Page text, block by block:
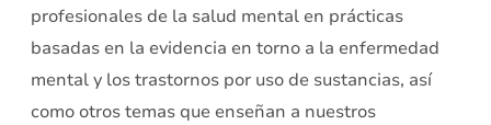
profesionales de la salud mental en prácticas
basadas en la evidencia en torno a la enfermedad
mental y los trastornos por uso de sustancias, así
como otros temas que enseñan a nuestros